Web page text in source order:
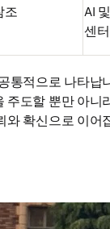
조
AI
센터
적으로 나타
도할 뿐만 아
와 확신으로 이어